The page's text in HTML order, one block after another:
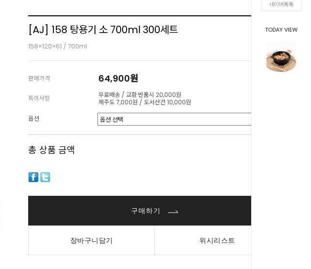
네이버톡톡
TODAY VIEW
[AJ] 158 탕용기 소 700ml 300세트
158×120×61 / 700ml
판매가격 64,900원
특이사항
무료배송 / 교환·반품시 20,000원
제주도 7,000원 / 도서산간 10,000원
옵션
총 상품 금액
구매하기
장바구니담기 위시리스트